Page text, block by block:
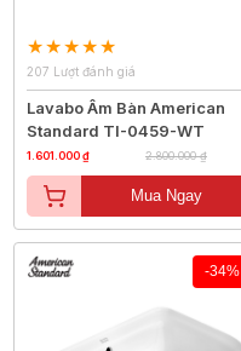
207 Lượt đánh giá
Lavabo Âm Bàn American
Standard TI-0459-WT
1.601.000 ₫ 2.800.000 ₫
Mua Ngay
-34%